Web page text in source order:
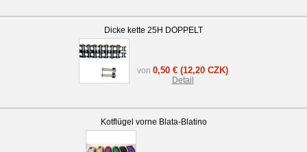
Dicke kette 25H DOPPELT
von 0,50 € (12,20 CZK)
Detail
Kotflügel vorne Blata-Blatino